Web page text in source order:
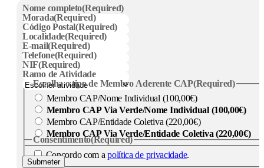
Nome completo(Required)
Morada(Required)
Código Postal(Required)
Localidade(Required)
E-mail(Required)
Telefone(Required)
NIF(Required)
Ramo de Atividade
Escolha o tipo de Membro Aderente CAP(Required)
Membro CAP/Nome Individual (100,00€)
Membro CAP Via Verde/Nome Individual (100,00€)
Membro CAP/Entidade Coletiva (220,00€)
Membro CAP Via Verde/Entidade Coletiva (220,00€)
Consentimento(Required)
Concordo com apolítica de privacidade.
Submeter